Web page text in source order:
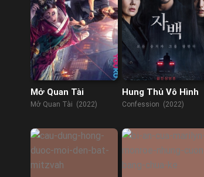
Mở Quan Tài
Mở Quan Tài (2022)
Hung Thủ Vô Hình
Confession (2022)